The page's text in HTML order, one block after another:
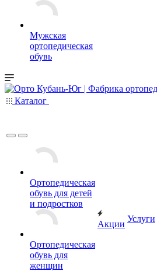
Мужская
ортопедическая
обувь
Каталог
Ортопедическая
обувь для детей
и подростков
Ортопедическая
обувь для
женщин
Акции
Услуги